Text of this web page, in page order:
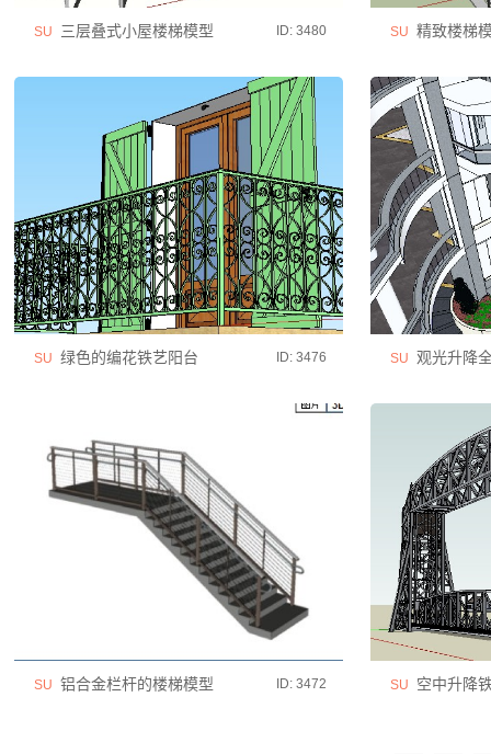
SU 三层叠式小屋楼梯模型 ID: 3480 SU 精致楼梯
SU 绿色的编花铁艺阳台 ID: 3476 SU 观光升降
SU 铝合金栏杆的楼梯模型 ID: 3472 SU 空中升降